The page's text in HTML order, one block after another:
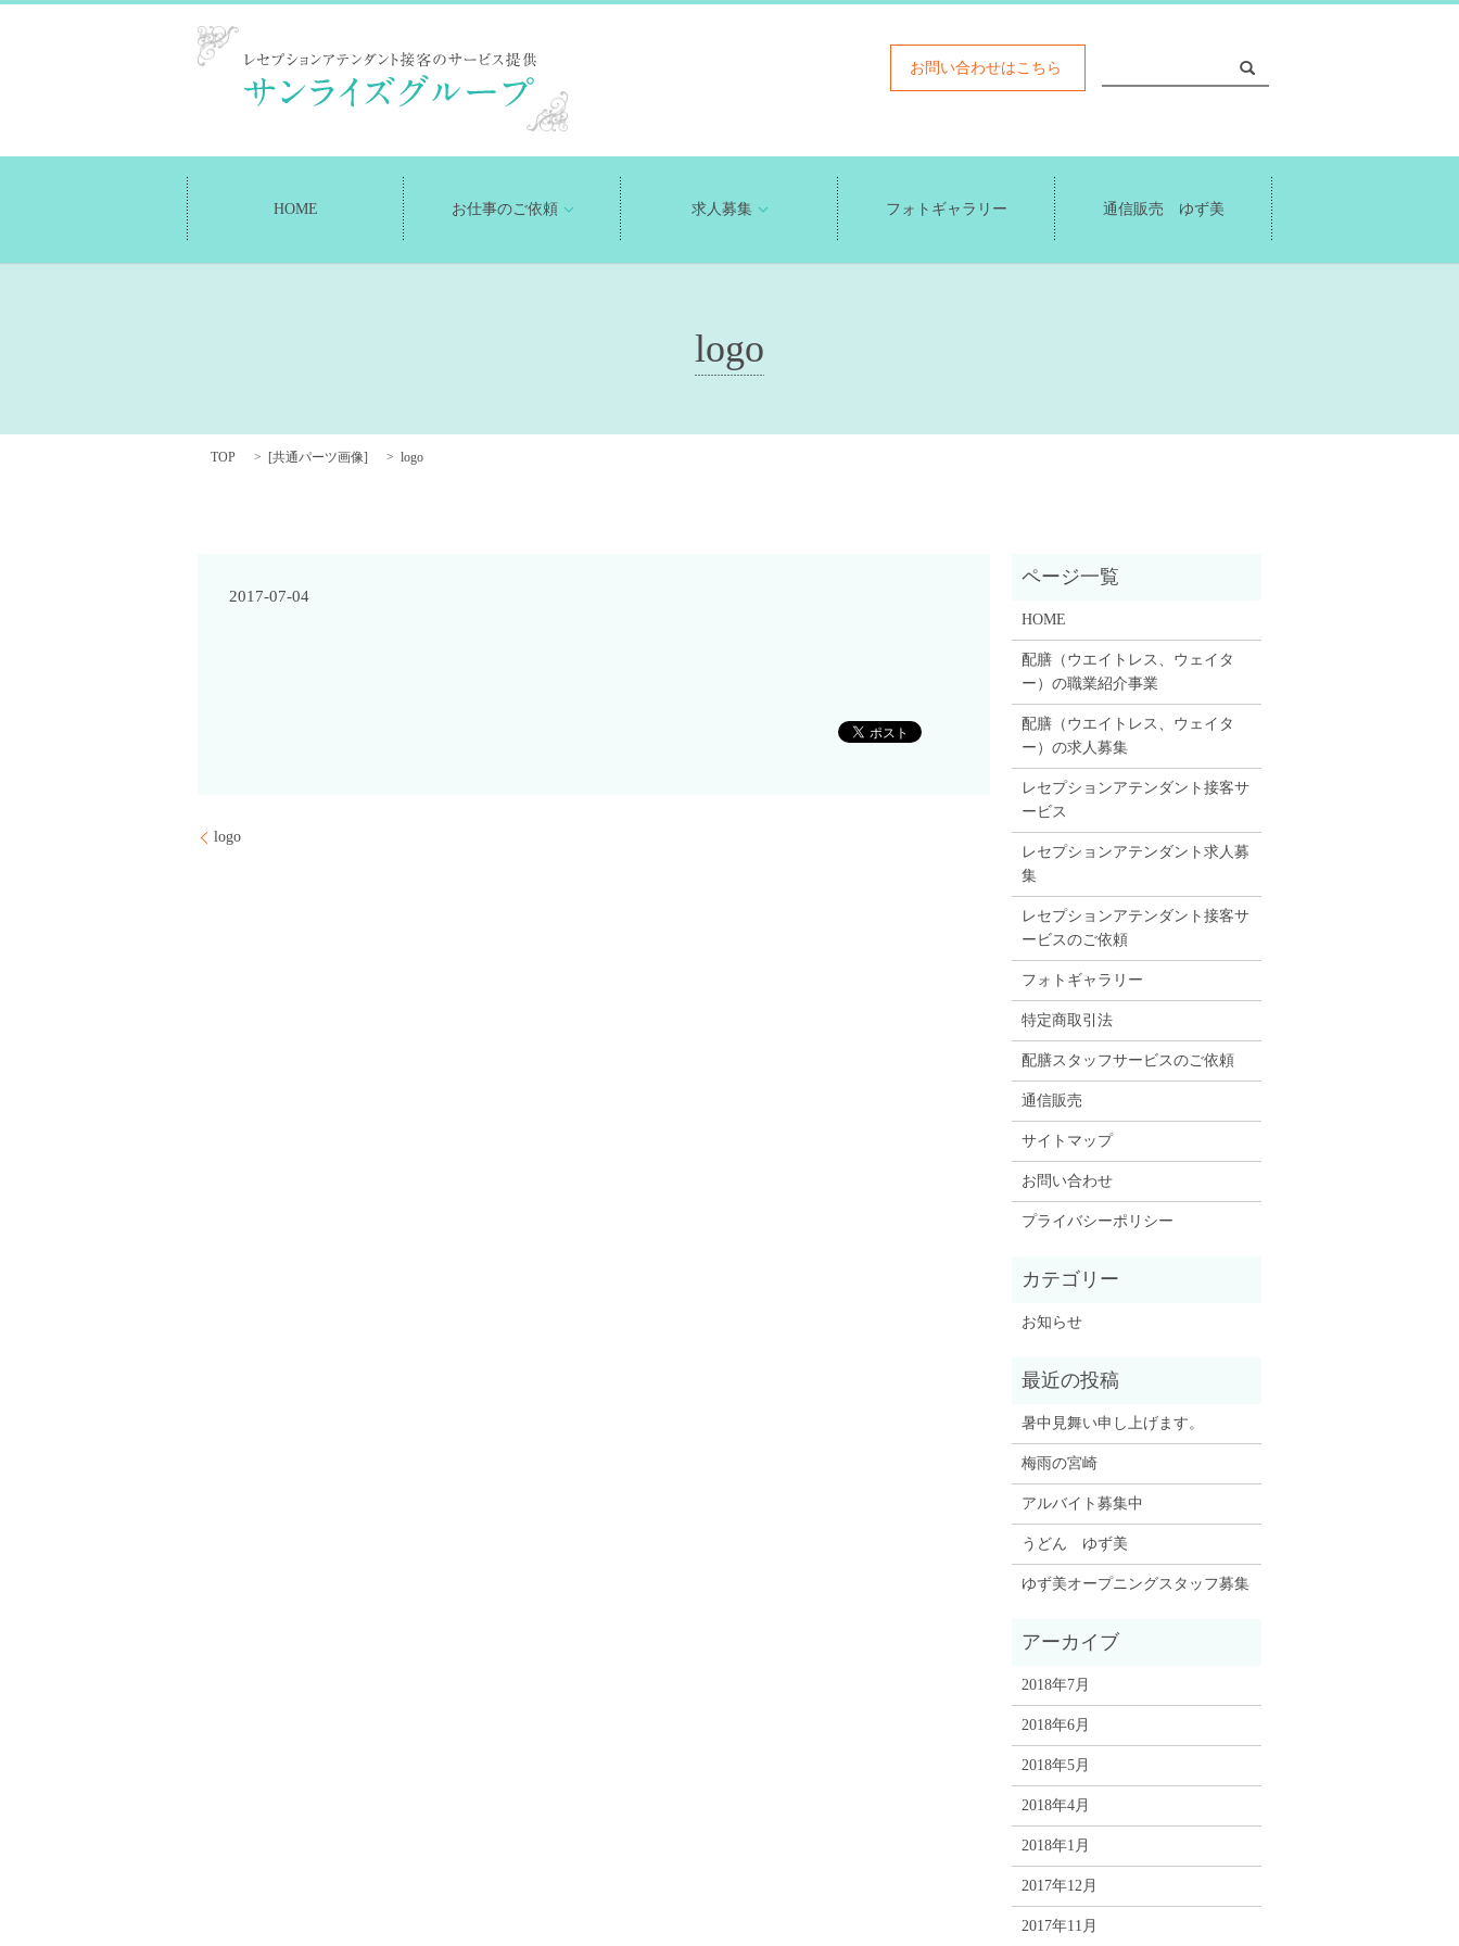
お問い合わせはこちら
HOME お仕事のご依頼 求人募集 フォトギャラリー 通信販売 ゆず美
logo
TOP [共通パーツ画像] logo
2017-07-04
logo
HOME
配膳（ウエイトレス、ウェイタ
ー）の職業紹介事業
配膳（ウエイトレス、ウェイタ
ー）の求人募集
レセプションアテンダント接客サ
ービス
レセプションアテンダント求人募
集
レセプションアテンダント接客サ
ービスのご依頼
フォトギャラリー
特定商取引法
配膳スタッフサービスのご依頼
通信販売
サイトマップ
お問い合わせ
プライバシーポリシー
お知らせ
暑中見舞い申し上げます。
梅雨の宮崎
アルバイト募集中
うどん ゆず美
ゆず美オープニングスタッフ募集
2018年7月
2018年6月
2018年5月
2018年4月
2018年1月
2017年12月
2017年11月